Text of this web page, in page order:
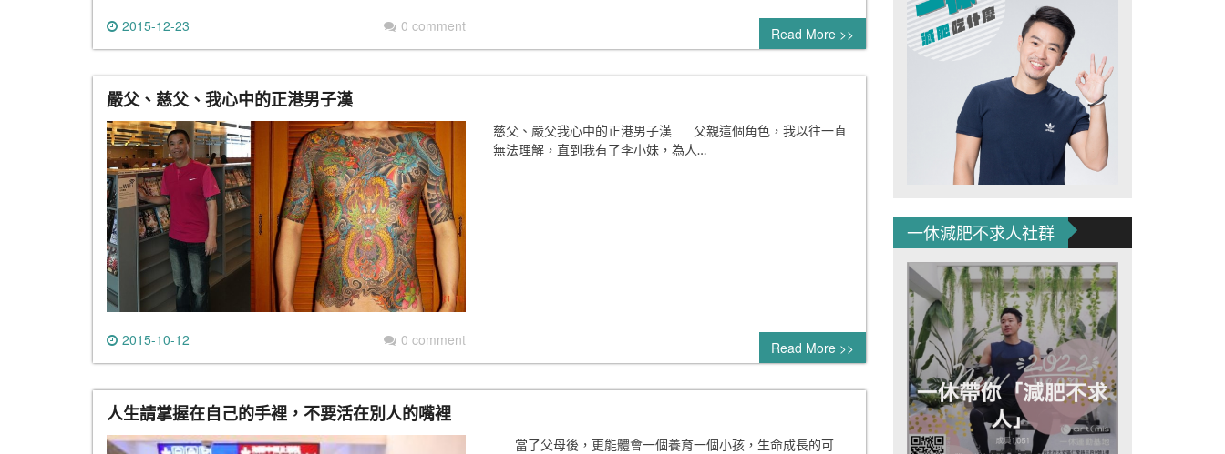
2015-12-23 0 comment Read More >>
嚴父、慈父、我心中的正港男子漢
2015-10-12 0 comment
慈父、嚴父我心中的正港男子漢 父親這個角色，我以往一直
無法理解，直到我有了李小妹，為人…
Read More >>
人生請掌握在自己的手裡，不要活在別人的嘴裡
當了父母後，更能體會一個養育一個小孩，生命成長的可
一休減肥不求人社群